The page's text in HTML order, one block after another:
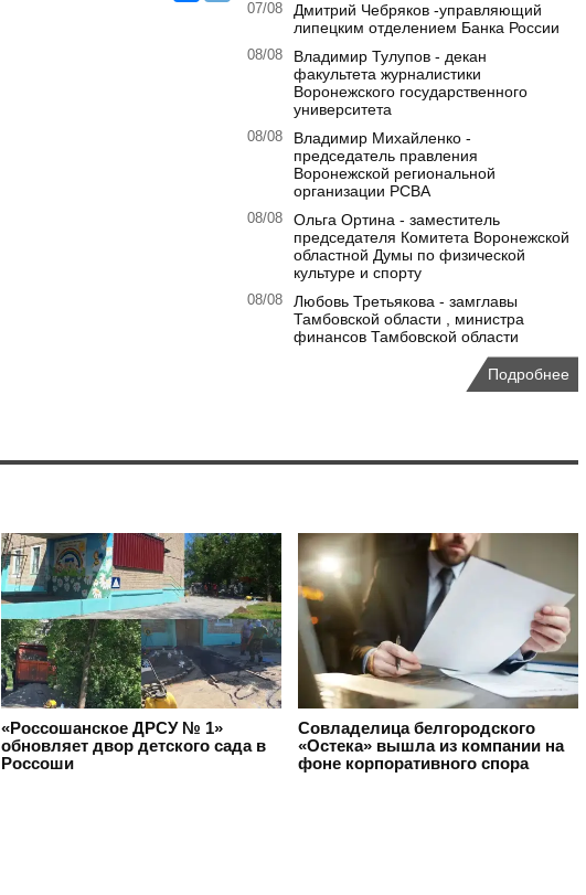
07/08
Дмитрий Чебряков -управляющий
липецким отделением Банка России
08/08
Владимир Тулупов - декан
факультета журналистики
Воронежского государственного
университета
08/08
Владимир Михайленко -
председатель правления
Воронежской региональной
организации РСВА
08/08
Ольга Ортина - заместитель
председателя Комитета Воронежской
областной Думы по физической
культуре и спорту
08/08
Любовь Третьякова - замглавы
Тамбовской области , министра
финансов Тамбовской области
Подробнее
«Россошанское ДРСУ № 1»
обновляет двор детского сада в
Россоши
Совладелица белгородского
«Остека» вышла из компании на
фоне корпоративного спора